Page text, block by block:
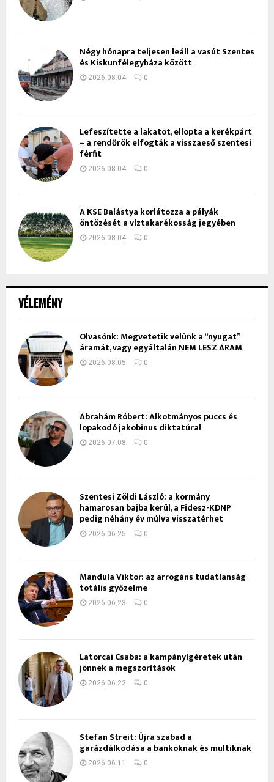
VÉLEMÉNY
Olvasónk: Megvetetik velünk a “nyugat”
áramát, vagy egyáltalán NEM LESZ ÁRAM
2026.08.05. 0
Ábrahám Róbert: Alkotmányos puccs és
lopakodó jakobinus diktatúra!
2026.07.08. 0
Szentesi Zöldi László: a kormány
hamarosan bajba kerül, a Fidesz-KDNP
pedig néhány év múlva visszatérhet
2026.06.25. 0
Mandula Viktor: az arrogáns tudatlanság
totális győzelme
2026.06.23. 0
Latorcai Csaba: a kampányígéretek után
jönnek a megszorítások
2026.06.22. 0
Stefan Streit: Újra szabad a
garázdálkodása a bankoknak és multiknak
2026.06.11. 0
Négy hónapra teljesen leáll a vasút Szentes
és Kiskunfélegyháza között
2026.08.04. 0
Lefeszítette a lakatot, ellopta a kerékpárt
– a rendőrök elfogták a visszaeső szentesi
férfit
2026.08.04. 0
A KSE Balástya korlátozza a pályák
öntözését a víztakarékosság jegyében
2026.08.04. 0